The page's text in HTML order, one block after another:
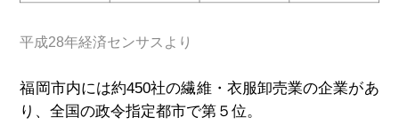
平成28年経済センサスより
福岡市内には約450社の繊維・衣服卸売業の企業があ
り、全国の政令指定都市で第５位。